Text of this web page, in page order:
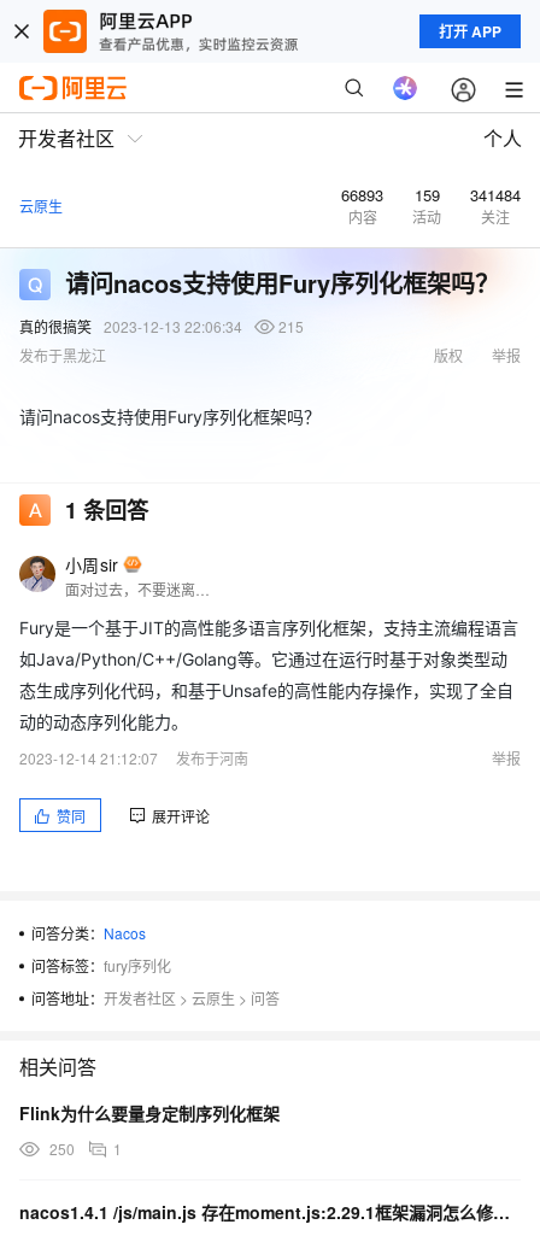
打开 APP
开发者社区 个人
云原生 66893
内容
159
活动
341484
关注
请问nacos支持使用Fury序列化框架吗？
真的很搞笑 2023-12-13 22:06:34
215
发布于黑龙江
举报
版权
请问nacos支持使用Fury序列化框架吗？
1 条回答
小周sir
Fury是一个基于JIT的高性能多语言序列化框架，支持主流编程语言
如Java/Python/C++/Golang等。它通过在运行时基于对象类型动
态生成序列化代码，和基于Unsafe的高性能内存操作，实现了全自
动的动态序列化能力。
2023-12-14 21:12:07
发布于河南 举报
赞同 展开评论
问答分类： Nacos
问答标签： fury序列化
问答地址： 开发者社区 > 云原生 > 问答
相关问答
Flink为什么要量身定制序列化框架
250 1
nacos1.4.1 /js/main.js 存在moment.js:2.29.1框架漏洞怎么修复？